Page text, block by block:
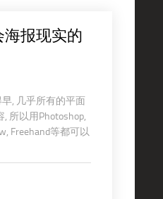
报现实的
, 几乎所有的平面
所以用Photoshop,
Freehand等都可以